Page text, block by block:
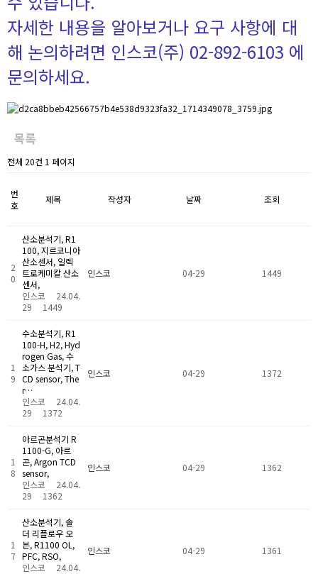
자세한 내용을 알아보거나 요구 사항에 대
해 논의하려면 인스코(주) 02-892-6103 에
문의하세요.
목록
전체 20건 1 페이지
번
호
제목 작성자 날짜 조회
2
0
산소분석기, R1
100, 지르코니아
산소센서, 일렉
트로케미칼 산소
센서,
인스코
24.04.
29
1449
인스코 04-29 1449
1
9
수소분석기, R1
100-H, H2, Hyd
rogen Gas, 수
소가스 분석기, T
CD sensor, The
r…
인스코
24.04.
29
1372
인스코 04-29 1372
1
8
아르곤분석기 R
1100-G, 아르
곤, Argon TCD
sensor,
인스코
24.04.
29
1362
인스코 04-29 1362
1
7
산소분석기, 솔
더 리플로우 오
븐, R1100 OL,
PFC, RSO,
인스코
24.04.
인스코 04-29 1361